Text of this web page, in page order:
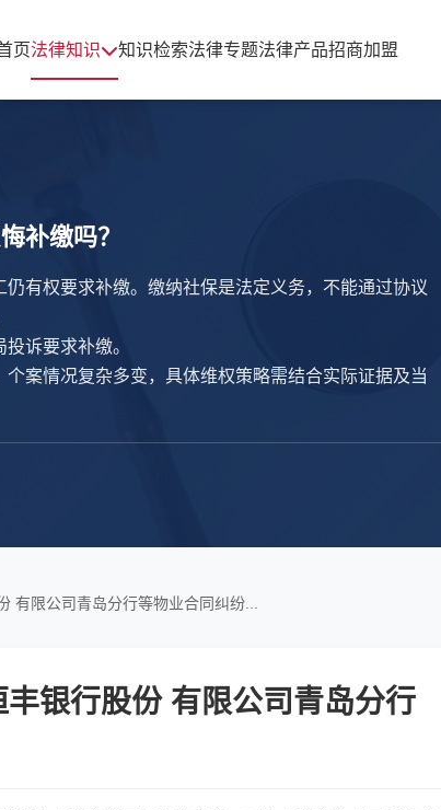
页法律知识 知识检索法律专题法律产品招商加盟
补缴吗？
有权要求补缴。缴纳社保是法定义务，不能通过协议
诉要求补缴。
案情况复杂多变，具体维权策略需结合实际证据及当
有限公司青岛分行等物业合同纠纷...
银行股份 有限公司青岛分行